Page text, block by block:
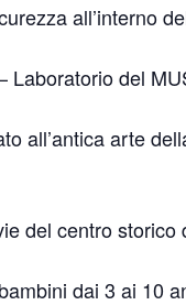
all’interno
Laboratorio del
all’antica arte
del centro
dai 3 ai 10